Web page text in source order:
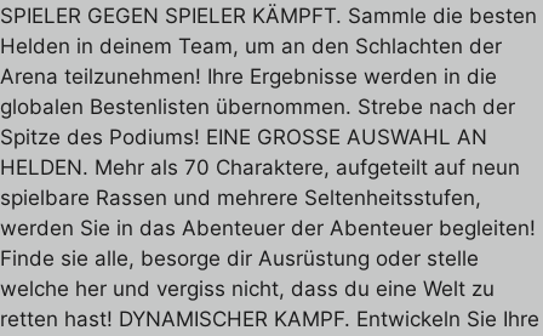
SPIELER GEGEN SPIELER KÄMPFT. Sammle die besten
Helden in deinem Team, um an den Schlachten der
Arena teilzunehmen! Ihre Ergebnisse werden in die
globalen Bestenlisten übernommen. Strebe nach der
Spitze des Podiums! EINE GROSSE AUSWAHL AN
HELDEN. Mehr als 70 Charaktere, aufgeteilt auf neun
spielbare Rassen und mehrere Seltenheitsstufen,
werden Sie in das Abenteuer der Abenteuer begleiten!
Finde sie alle, besorge dir Ausrüstung oder stelle
welche her und vergiss nicht, dass du eine Welt zu
retten hast! DYNAMISCHER KAMPF. Entwickeln Sie Ihre